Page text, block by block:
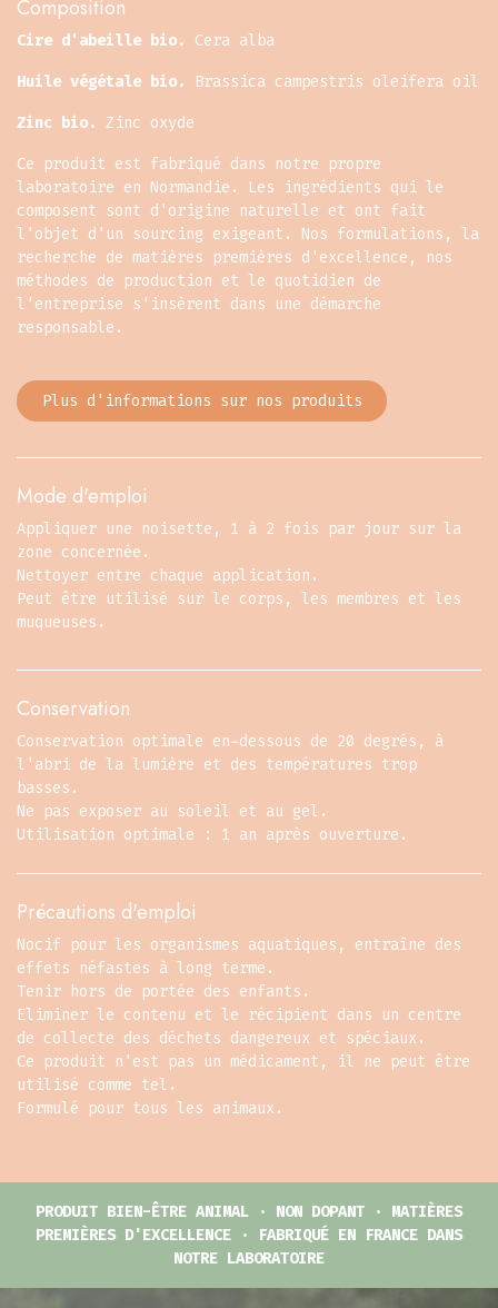
Composition
Cire d'abeille bio. Cera alba
Huile végétale bio.
Brassica campestris oleifera oil
Zinc bio. Zinc oxyde
Ce produit est fabriqué dans notre propre
laboratoire en Normandie. Les ingrédients qui le
composent sont d'origine naturelle et ont fait
l'objet d'un sourcing exigeant. Nos formulations, la
recherche de matières premières d'excellence, nos
méthodes de production et le quotidien de
l'entreprise s'insèrent dans une démarche
responsable.
Plus d'informations sur nos produits
Mode d'emploi
Appliquer une noisette, 1 à 2 fois par jour sur la
zone concernée.
Nettoyer entre chaque application.
Peut être utilisé sur le corps, les membres et les
muqueuses.
Conservation
Conservation optimale en-dessous de 20 degrés, à
l'abri de la lumière et des températures trop
basses.
Ne pas exposer au soleil et au gel.
Utilisation optimale : 1 an après ouverture.
Précautions d'emploi
Nocif pour les organismes aquatiques, entraîne des
effets néfastes à long terme.
Tenir hors de portée des enfants.
Eliminer le contenu et le récipient dans un centre
de collecte des déchets dangereux et spéciaux.
Ce produit n'est pas un médicament, il ne peut être
utilisé comme tel.
Formulé pour tous les animaux.
PRODUIT BIEN-ÊTRE ANIMAL · NON DOPANT · MATIÈRES
PREMIÈRES D'EXCELLENCE · FABRIQUÉ EN FRANCE DANS
NOTRE LABORATOIRE